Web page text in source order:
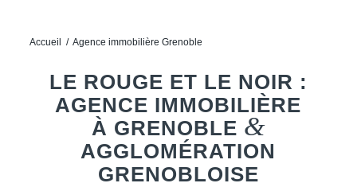
Accueil / Agence immobilière Grenoble
LE ROUGE ET LE NOIR :
AGENCE IMMOBILIÈRE
À GRENOBLE &
AGGLOMÉRATION
GRENOBLOISE